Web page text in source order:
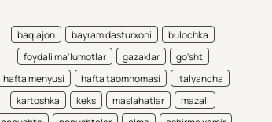
baqlajon bayram dasturxoni
bulochka
foydali ma'lumotlar
gazaklar
go'sht
hafta menyusi
hafta taomnomasi
italyancha
kartoshka
keks maslahatlar
mazali